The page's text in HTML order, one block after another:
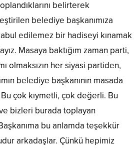
belirterek
belediye başkanımıza
edilemez bir hadiseyi kınamak
Masaya baktığım zaman parti,
olmaksızın her siyasi partiden,
belediye başkanının masada
çok kıymetli, çok değerli. Bu
bizleri burada toplayan
bu anlamda teşekkür
arkadaşlar. Çünkü hepimiz